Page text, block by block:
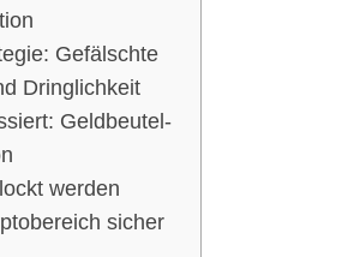
Gefälschte
Dringlichkeit
Geldbeutel-
werden
sicher